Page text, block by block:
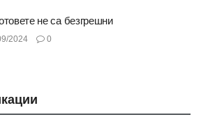
не са безгрешни
2024 0